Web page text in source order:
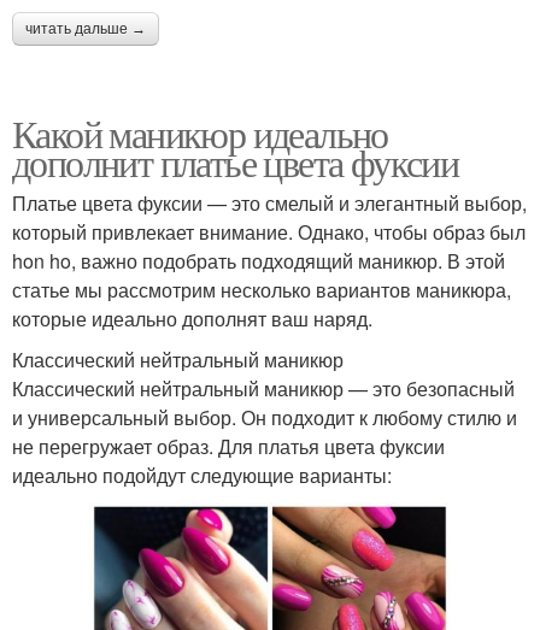
читать дальше →
Какой маникюр идеально
дополнит платье цвета фуксии
Платье цвета фуксии — это смелый и элегантный выбор,
который привлекает внимание. Однако, чтобы образ был
hon ho, важно подобрать подходящий маникюр. В этой
статье мы рассмотрим несколько вариантов маникюра,
которые идеально дополнят ваш наряд.
Классический нейтральный маникюр
Классический нейтральный маникюр — это безопасный
и универсальный выбор. Он подходит к любому стилю и
не перегружает образ. Для платья цвета фуксии
идеально подойдут следующие варианты: